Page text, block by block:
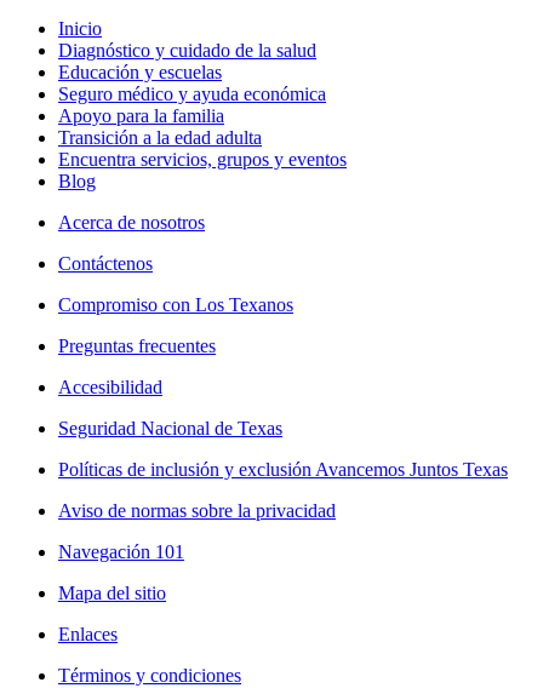
Inicio
Diagnóstico y cuidado de la salud
Educación y escuelas
Seguro médico y ayuda económica
Apoyo para la familia
Transición a la edad adulta
Encuentra servicios, grupos y eventos
Blog
Acerca de nosotros
Contáctenos
Compromiso con Los Texanos
Preguntas frecuentes
Accesibilidad
Seguridad Nacional de Texas
Políticas de inclusión y exclusión Avancemos Juntos Texas
Aviso de normas sobre la privacidad
Navegación 101
Mapa del sitio
Enlaces
Términos y condiciones